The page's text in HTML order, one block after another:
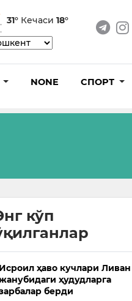
31° Кечаси 18°
NONE СПОРТ
кўп
Исроил ҳаво кучлари Ливан
ҳудудларга
берди